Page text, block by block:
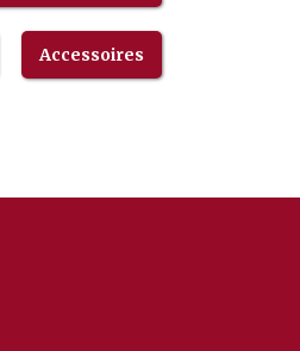
Accessoires